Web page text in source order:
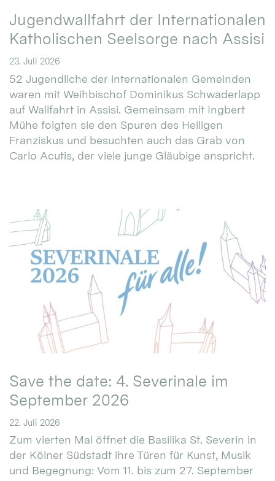
Jugendwallfahrt der Internationalen
Katholischen Seelsorge nach Assisi
23. Juli 2026
52 Jugendliche der internationalen Gemeinden
waren mit Weihbischof Dominikus Schwaderlapp
auf Wallfahrt in Assisi. Gemeinsam mit Ingbert
Mühe folgten sie den Spuren des Heiligen
Franziskus und besuchten auch das Grab von
Carlo Acutis, der viele junge Gläubige anspricht.
Save the date: 4. Severinale im
September 2026
22. Juli 2026
Zum vierten Mal öffnet die Basilika St. Severin in
der Kölner Südstadt ihre Türen für Kunst, Musik
und Begegnung: Vom 11. bis zum 27. September